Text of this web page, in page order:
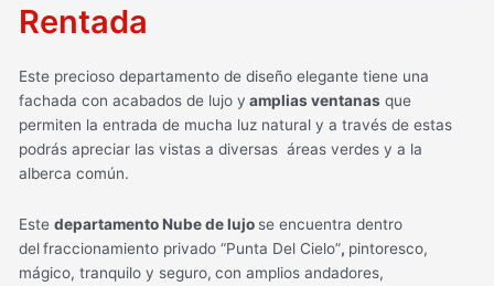
Rentada
Este precioso departamento de diseño elegante tiene una
fachada con acabados de lujo y amplias ventanas que
permiten la entrada de mucha luz natural y a través de estas
podrás apreciar las vistas a diversas áreas verdes y a la
alberca común.
Estedepartamento Nube de lujo se encuentra dentro
del fraccionamiento privado “Punta Del Cielo”, pintoresco,
mágico, tranquilo y seguro, con amplios andadores,